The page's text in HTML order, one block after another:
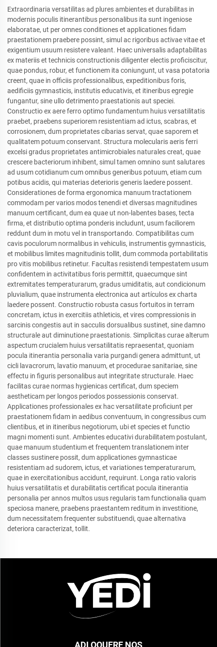
Extraordinaria versatilitas ad plures ambientes et durabilitas in
modernis poculis itinerantibus personalibus ita sunt ingeniose
elaboratae, ut per omnes conditiones et applicationes fidam
praestationem praebere possint, simul ac rigoribus activae vitae et
exigentium usuum resistere valeant. Haec universalis adaptabilitas
ex materiis et technicis constructionis diligenter electis proficiscitur,
quae pondus, robur, et functionem ita coniungunt, ut vasa potatoria
creent, quae in officiis professionalibus, expeditionibus foris,
aedificiis gymnasticis, institutis educativis, et itineribus egregie
fungantur, sine ullo detrimento praestationis aut speciei.
Constructio ex aere ferro optimo fundamentum huius versatilitatis
praebet, praebens superiorem resistentiam ad ictus, scabras, et
corrosionem, dum proprietates cibarias servat, quae saporem et
qualitatem potuum conservant. Structura molecularis aeris ferri
excelsi gradus proprietates antimicrobiales naturales creat, quae
crescere bacteriorum inhibent, simul tamen omnino sunt salutares
ad usum cotidianum cum omnibus generibus potuum, etiam cum
potibus acidis, qui materias deterioris generis laedere possent.
Considerationes de forma ergonomica manuum tractationem
commodam per varios modos tenendi et diversas magnitudines
manuum certificant, dum ea quae ut non-labentes bases, tecta
firma, et distributio optima ponderis includunt, usum faciliorem
reddunt dum in motu vel in transportando. Compatibilitas cum
cavis poculorum normalibus in vehiculis, instrumentis gymnasticis,
et mobilibus limites magnitudinis tollit, dum commoda portabilitatis
pro vitis mobilibus retinetur. Facultas resistendi tempestatem usum
confidentem in activitatibus foris permittit, quaecumque sint
extremitates temperaturarum, gradus umiditatis, aut condicionum
pluvialium, quae instrumenta electronica aut artículos ex charta
laedere possent. Constructio robusta casus fortuitos in terram
concretam, ictus in exercitiis athleticis, et vires compressionis in
sarcinis congestis aut in sacculis dorsualibus sustinet, sine damno
structurale aut diminutione praestationis. Simplicitas curae alterum
aspectum crucialem huius versatilitatis repraesentat, quoniam
pocula itinerantia personalia varia purgandi genera admittunt, ut
cicli lavacrorum, lavatio manuum, et procedurae sanitariae, sine
effectu in figuris personalibus aut integritate structurale. Haec
facilitas curae normas hygienicas certificat, dum speciem
aestheticam per longos periodos possessionis conservat.
Applicationes professionales ex hac versatilitate proficiunt per
praestationem fidam in aedibus conventuum, in congressibus cum
clientibus, et in itineribus negotiorum, ubi et species et functio
magni momenti sunt. Ambientes educativi durabilitatem postulant,
quae manuum studentium et frequentem translationem inter
classes sustinere possit, dum applicationes gymnasticae
resistentiam ad sudorem, ictus, et variationes temperaturarum,
quae in exercitationibus accidunt, requirunt. Longa ratio valoris
huius versatilitatis et durabilitatis certificat pocula itinerantia
personalia per annos multos usus regularis tam functionalia quam
speciosa manere, praebens praestantem reditum in investitione,
dum necessitatem frequenter substituendi, quae alternativa
deteriora caracterizat, tollit.
ADLOQUERE NOS